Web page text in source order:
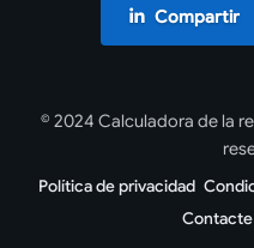
Compartir
© 2024 Calculadora de la
Política de privacidad